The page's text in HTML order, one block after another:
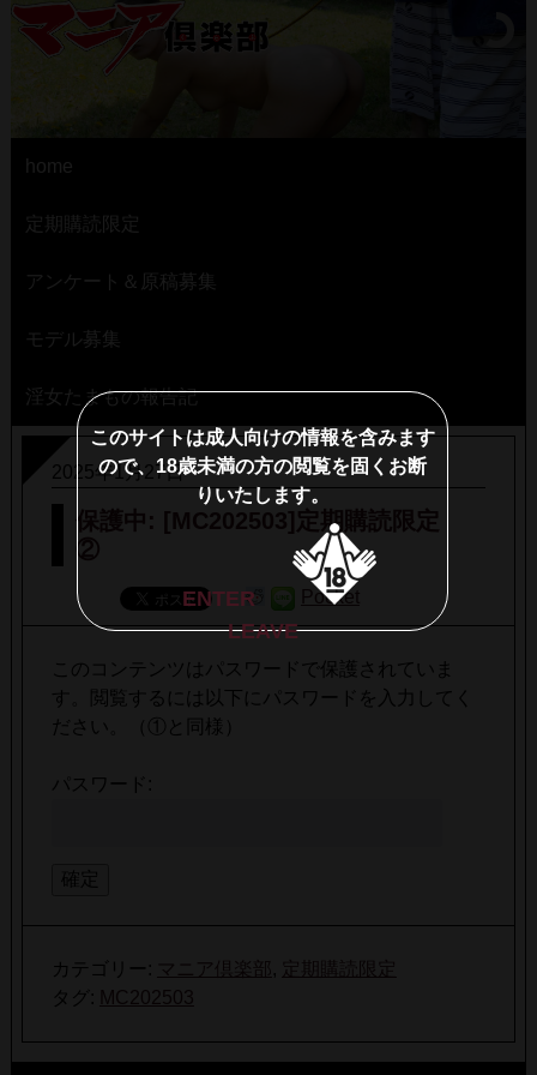
home
定期購読限定
アンケート＆原稿募集
モデル募集
淫女たまもの報告記
2025年1月27日
保護中: [MC202503]定期購読限定
②
Pocket
このコンテンツはパスワードで保護されていま
す。閲覧するには以下にパスワードを入力してく
ださい。（①と同様）
パスワード:
カテゴリー: マニア倶楽部 , 定期購読限定
タグ: MC202503
このサイトは成人向けの情報を含みます
ので、18歳未満の方の閲覧を固くお断
りいたします。
ENTER
LEAVE